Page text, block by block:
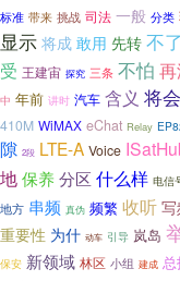
标准 带来 挑战 司法 一般 分类
显示 将成 敢用 先转 不了
受 王建宙 探究 三条 不怕
中 年前 讲时 汽车 含义 将会
410M WiMAX eChat Relay
隙 2段 LTE-A Voice
地保养分区 什么样 电信
地方 串频 真伪 频繁 收听 写
重要性 为什 动车 引导 岚岛
保安 新领域 林区 小组 建成 总